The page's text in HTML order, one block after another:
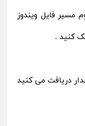
فایل ویندوز
کنید .
دریافت می کنید